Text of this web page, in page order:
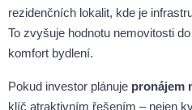
rezidenčních lokalit, kde je
To zvyšuje hodnotu nemovitosti
komfort bydlení.
Pokud investor plánuje pronájem
klíč atraktivním řešením – nejen